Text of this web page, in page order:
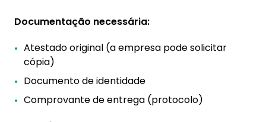
Documentação necessária:
Atestado original (a empresa pode solicitar
cópia)
Documento de identidade
Comprovante de entrega (protocolo)